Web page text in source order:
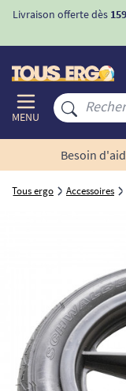
Livraison offerte dès
MENU
Besoin
Tous ergo Accessoires